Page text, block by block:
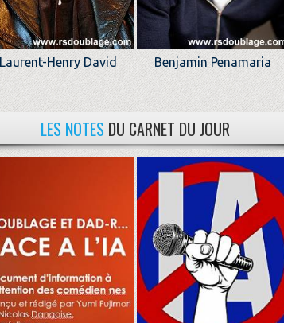
Laurent-Henry David Benjamin Penamaria
LES NOTES DU CARNET DU JOUR